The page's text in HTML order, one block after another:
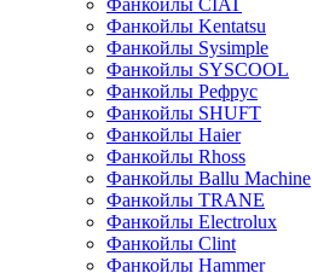
Фанкойлы CIAT
Фанкойлы Kentatsu
Фанкойлы Sysimple
Фанкойлы SYSCOOL
Фанкойлы Рефрус
Фанкойлы SHUFT
Фанкойлы Haier
Фанкойлы Rhoss
Фанкойлы Ballu Machine
Фанкойлы TRANE
Фанкойлы Electrolux
Фанкойлы Clint
Фанкойлы Hammer